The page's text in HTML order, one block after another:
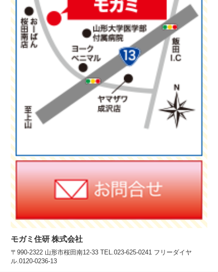
モガミ住研 株式会社
〒990-2322 山形市桜田南12-33 TEL.023-625-0241 フリーダイヤ
ル.0120-0236-13